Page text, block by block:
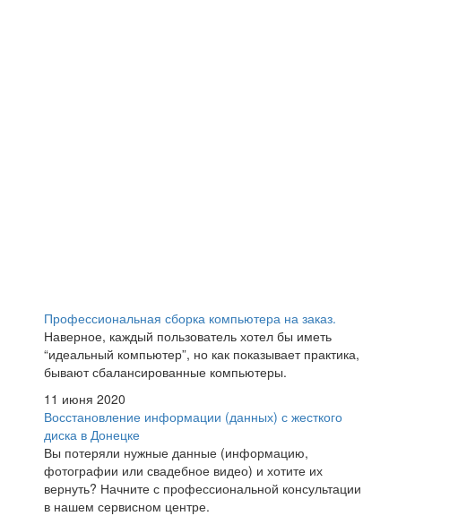
Профессиональная сборка компьютера на заказ.
Наверное, каждый пользователь хотел бы иметь
“идеальный компьютер”, но как показывает практика,
бывают сбалансированные компьютеры.
11 июня 2020
Восстановление информации (данных) с жесткого
диска в Донецке
Вы потеряли нужные данные (информацию,
фотографии или свадебное видео) и хотите их
вернуть? Начните с профессиональной консультации
в нашем сервисном центре.